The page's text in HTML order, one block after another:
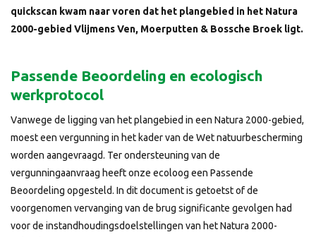
quickscan kwam naar voren dat het plangebied in het Natura
2000-gebied Vlijmens Ven, Moerputten & Bossche Broek ligt.
Passende Beoordeling en ecologisch
werkprotocol
Vanwege de ligging van het plangebied in een Natura 2000-gebied,
moest een vergunning in het kader van de Wet natuurbescherming
worden aangevraagd. Ter ondersteuning van de
vergunningaanvraag heeft onze ecoloog een Passende
Beoordeling opgesteld. In dit document is getoetst of de
voorgenomen vervanging van de brug significante gevolgen had
voor de instandhoudingsdoelstellingen van het Natura 2000-